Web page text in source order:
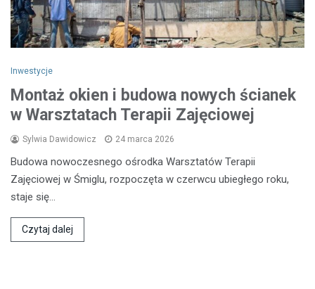
Inwestycje
Montaż okien i budowa nowych ścianek
w Warsztatach Terapii Zajęciowej
Sylwia Dawidowicz 24 marca 2026
Budowa nowoczesnego ośrodka Warsztatów Terapii
Zajęciowej w Śmiglu, rozpoczęta w czerwcu ubiegłego roku,
staje się…
Czytaj dalej